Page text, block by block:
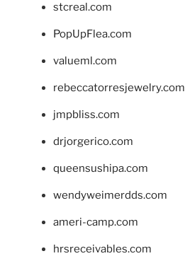
stcreal.com
PopUpFlea.com
valueml.com
rebeccatorresjewelry.com
jmpbliss.com
drjorgerico.com
queensushipa.com
wendyweimerdds.com
ameri-camp.com
hrsreceivables.com